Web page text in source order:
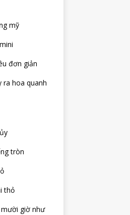
mỹ
đơn giản
ra hoa quanh
tròn
thỏ
mười giờ như